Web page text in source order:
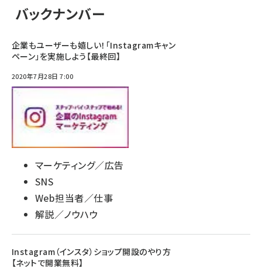
バックナンバー
企業もユーザーも嬉しい！「Instagramキャン
ペーン」を実施しよう【最終回】
2020年7月28日 7:00
マーケティング／広告
SNS
Web担当者／仕事
解説／ノウハウ
Instagram（インスタ）ショップ開設のやり方
【ネットで開業無料】